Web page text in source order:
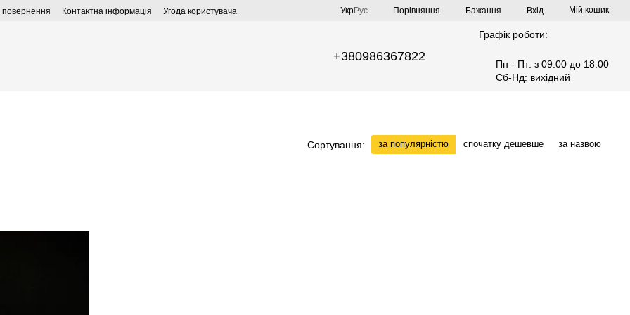
повернення Контактна інформація Угода користувача УкрРус Порівняння Бажання Вхід Мій кошик
+380986367822
Графік роботи:
Пн - Пт: з 09:00 до 18:00
Сб-Нд: вихідний
Сортування: за популярністю спочатку дешевше за назвою